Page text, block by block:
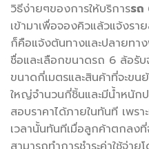
วิธีง่ายๆของการให้บริการรถ
เข้ามาเพื่อจองคิวแล้วแจ้งร
ก็คือแจ้งต้นทางและปลายท
ชื่อและเลือกขนาดรถ 6 ล้อรั
ขนาดกี่เมตรและสินค้าที่จะขน
ใหญ่จำนวนกี่ชิ้นและมีน้ำหนัก
สอบราคาได้ภายในทันที เพรา
เวลานั้นทันทีเมื่อลูกค้าตกลง